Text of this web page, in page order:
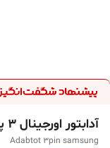
آدابتور اورجینال ۳ پین سامسونگ با شش ماه گارانتی
Adabtot 3pin samsung